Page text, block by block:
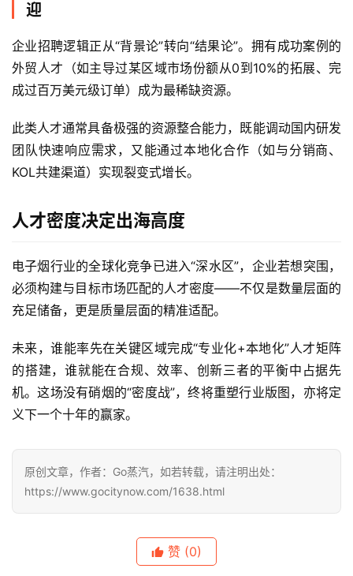
标
系
列
迎
企业招聘逻辑正从“背景论”转向“结果论”。拥有成功案例的
外贸人才（如主导过某区域市场份额从0到10%的拓展、完
成过百万美元级订单）成为最稀缺资源。
此类人才通常具备极强的资源整合能力，既能调动国内研发
团队快速响应需求，又能通过本地化合作（如与分销商、
KOL共建渠道）实现裂变式增长。
人才密度决定出海高度
电子烟行业的全球化竞争已进入“深水区”，企业若想突围，
必须构建与目标市场匹配的人才密度——不仅是数量层面的
充足储备，更是质量层面的精准适配。
未来，谁能率先在关键区域完成“专业化+本地化”人才矩阵
的搭建，谁就能在合规、效率、创新三者的平衡中占据先
机。这场没有硝烟的“密度战”，终将重塑行业版图，亦将定
义下一个十年的赢家。
原创文章，作者：Go蒸汽，如若转载，请注明出处：
https://www.gocitynow.com/1638.html
赞 (0)